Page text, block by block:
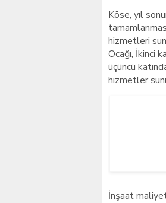
Köse, yıl
hizmetleri
Ocağı, İkinci
üçüncü
hizmetler
İnşaat